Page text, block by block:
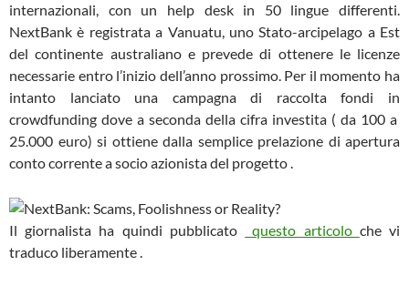
internazionali, con un help desk in 50 lingue differenti.
NextBank è registrata a Vanuatu, uno Stato-arcipelago a Est
del continente australiano e prevede di ottenere le licenze
necessarie entro l’inizio dell’anno prossimo. Per il momento ha
intanto lanciato una campagna di raccolta fondi in
crowdfunding dove a seconda della cifra investita ( da 100 a
25.000 euro) si ottiene dalla semplice prelazione di apertura
conto corrente a socio azionista del progetto .
Il giornalista ha quindi pubblicato questo articolo che vi
traduco liberamente .